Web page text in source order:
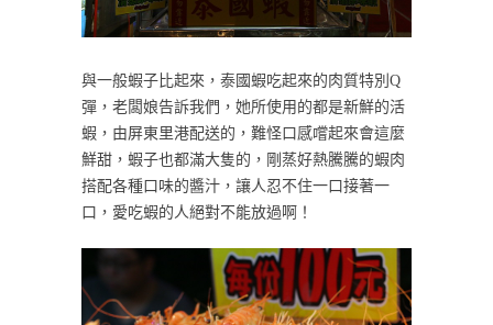
與一般蝦子比起來，泰國蝦吃起來的肉質特別Q
彈，老闆娘告訴我們，她所使用的都是新鮮的活
蝦，由屏東里港配送的，難怪口感嚐起來會這麼
鮮甜，蝦子也都滿大隻的，剛蒸好熱騰騰的蝦肉
搭配各種口味的醬汁，讓人忍不住一口接著一
口，愛吃蝦的人絕對不能放過啊！